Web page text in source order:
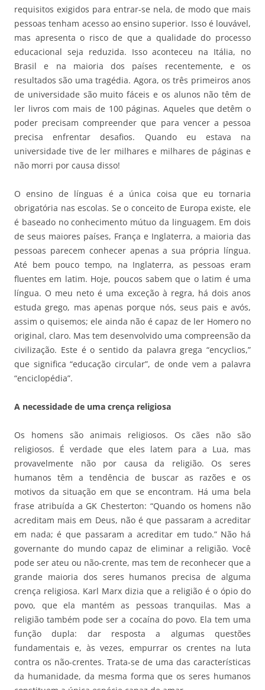
requisitos exigidos para entrar-se nela, de modo que mais
pessoas tenham acesso ao ensino superior. Isso é louvável,
mas apresenta o risco de que a qualidade do processo
educacional seja reduzida. Isso aconteceu na Itália, no
Brasil e na maioria dos países recentemente, e os
resultados são uma tragédia. Agora, os três primeiros anos
de universidade são muito fáceis e os alunos não têm de
ler livros com mais de 100 páginas. Aqueles que detêm o
poder precisam compreender que para vencer a pessoa
precisa enfrentar desafios. Quando eu estava na
universidade tive de ler milhares e milhares de páginas e
não morri por causa disso!
O ensino de línguas é a única coisa que eu tornaria
obrigatória nas escolas. Se o conceito de Europa existe, ele
é baseado no conhecimento mútuo da linguagem. Em dois
de seus maiores países, França e Inglaterra, a maioria das
pessoas parecem conhecer apenas a sua própria língua.
Até bem pouco tempo, na Inglaterra, as pessoas eram
fluentes em latim. Hoje, poucos sabem que o latim é uma
língua. O meu neto é uma exceção à regra, há dois anos
estuda grego, mas apenas porque nós, seus pais e avós,
assim o quisemos; ele ainda não é capaz de ler Homero no
original, claro. Mas tem desenvolvido uma compreensão da
civilização. Este é o sentido da palavra grega “encyclios,”
que significa “educação circular”, de onde vem a palavra
“enciclopédia”.
A necessidade de uma crença religiosa
Os homens são animais religiosos. Os cães não são
religiosos. É verdade que eles latem para a Lua, mas
provavelmente não por causa da religião. Os seres
humanos têm a tendência de buscar as razões e os
motivos da situação em que se encontram. Há uma bela
frase atribuída a GK Chesterton: “Quando os homens não
acreditam mais em Deus, não é que passaram a acreditar
em nada; é que passaram a acreditar em tudo.” Não há
governante do mundo capaz de eliminar a religião. Você
pode ser ateu ou não-crente, mas tem de reconhecer que a
grande maioria dos seres humanos precisa de alguma
crença religiosa. Karl Marx dizia que a religião é o ópio do
povo, que ela mantém as pessoas tranquilas. Mas a
religião também pode ser a cocaína do povo. Ela tem uma
função dupla: dar resposta a algumas questões
fundamentais e, às vezes, empurrar os crentes na luta
contra os não-crentes. Trata-se de uma das características
da humanidade, da mesma forma que os seres humanos